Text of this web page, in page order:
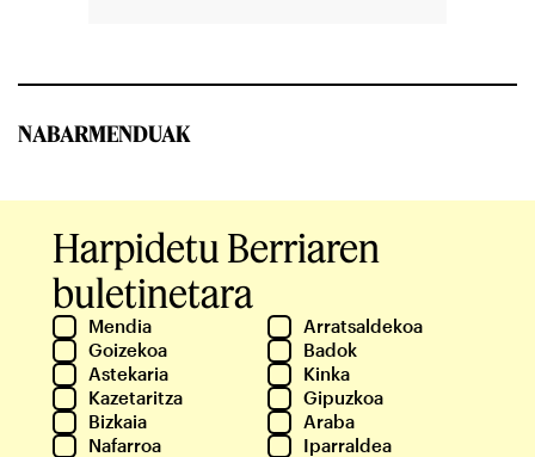
NABARMENDUAK
Harpidetu Berriaren
buletinetara
Mendia
Arratsaldekoa
Goizekoa
Badok
Astekaria
Kinka
Kazetaritza
Gipuzkoa
Bizkaia
Araba
Nafarroa
Iparraldea